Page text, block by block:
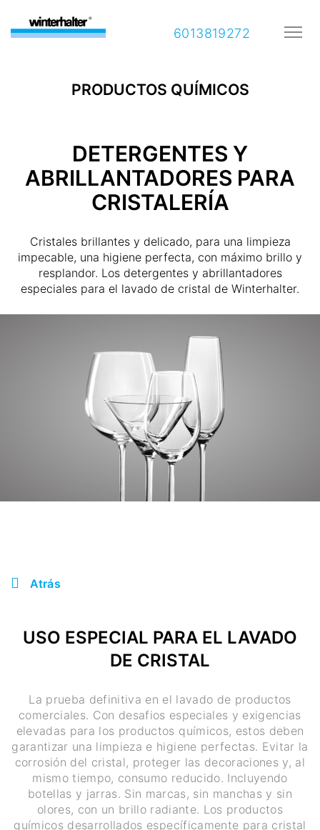
6013819272
PRODUCTOS QUÍMICOS
DETERGENTES Y
ABRILLANTADORES PARA
CRISTALERÍA
Cristales brillantes y delicado, para una limpieza
impecable, una higiene perfecta, con máximo brillo y
resplandor. Los detergentes y abrillantadores
especiales para el lavado de cristal de Winterhalter.
Atrás
USO ESPECIAL PARA EL LAVADO
DE CRISTAL
La prueba definitiva en el lavado de productos
comerciales. Con desafios especiales y exigencias
elevadas para los productos químicos, estos deben
garantizar una limpieza e higiene perfectas. Evitar la
corrosión del cristal, proteger las decoraciones y, al
mismo tiempo, consumo reducido. Incluyendo
botellas y jarras. Sin marcas, sin manchas y sin
olores, con un brillo radiante. Los productos
químicos desarrollados específicamente para cristal